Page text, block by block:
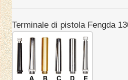
Terminale di pistola Fengda